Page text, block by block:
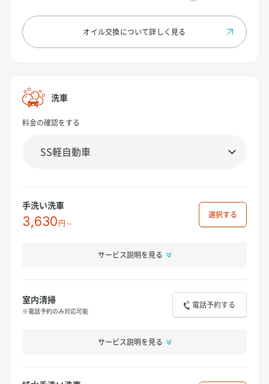
オイル交換について詳しく見る
洗車
料金の確認をする
手洗い洗車
3,630円～
選択
サービス説明を見る
室内清掃
※電話予約のみ対応可能
電話予約する
サービス説明を見る